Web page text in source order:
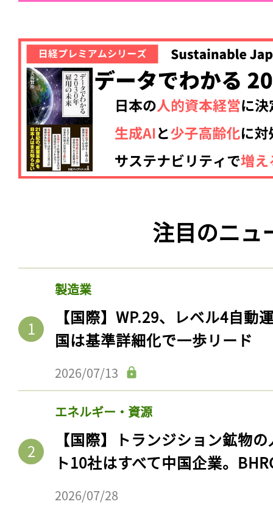
注目のニュ
製造業
【国際】WP.29、レベル4自動
国は基準詳細化で一歩リード
2026/07/13
エネルギー・資源
【国際】トランジション鉱物
ト10社はすべて中国企業。
2026/07/28
記事をお気に入りに
ログインが必
ログイン
会員登録